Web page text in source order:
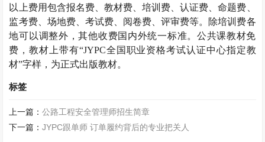
以上费用包含报名费、教材费、培训费、认证费、命题费、
监考费、场地费、考试费、阅卷费、评审费等。除培训费各
地可以调整外，其他收费国内外统一标准。公共课教材免
费，教材上带有“JYPC全国职业资格考试认证中心指定教
材”字样，为正式出版教材。
标签
上一篇：公路工程安全管理师招生简章
下一篇：JYPC跟单师 订单履约背后的专业把关人